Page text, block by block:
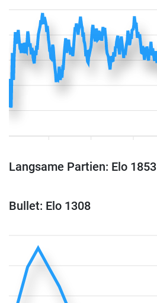
Langsame Partien: Elo 1853
Bullet: Elo 1308